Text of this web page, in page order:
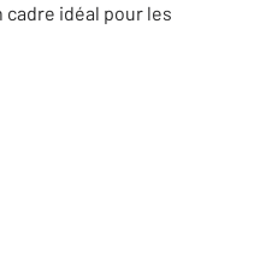
idéal pour les